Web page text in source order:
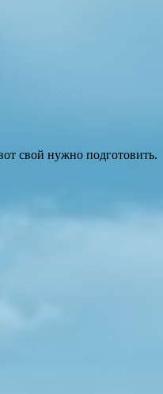
свой нужно подготовить.